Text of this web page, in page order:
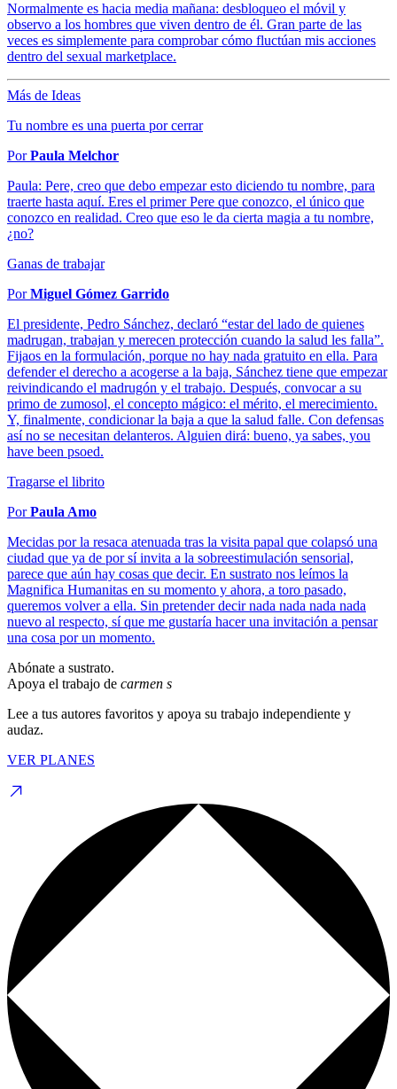
Normalmente es hacia media mañana: desbloqueo el móvil y
observo a los hombres que viven dentro de él. Gran parte de las
veces es simplemente para comprobar cómo fluctúan mis acciones
dentro del sexual marketplace.
Más de Ideas
Tu nombre es una puerta por cerrar
PorPaula Melchor
Paula: Pere, creo que debo empezar esto diciendo tu nombre, para
traerte hasta aquí. Eres el primer Pere que conozco, el único que
conozco en realidad. Creo que eso le da cierta magia a tu nombre,
¿no?
Ganas de trabajar
PorMiguel Gómez Garrido
El presidente, Pedro Sánchez, declaró “estar del lado de quienes
madrugan, trabajan y merecen protección cuando la salud les falla”.
Fijaos en la formulación, porque no hay nada gratuito en ella. Para
defender el derecho a acogerse a la baja, Sánchez tiene que empezar
reivindicando el madrugón y el trabajo. Después, convocar a su
primo de zumosol, el concepto mágico: el mérito, el merecimiento.
Y, finalmente, condicionar la baja a que la salud falle. Con defensas
así no se necesitan delanteros. Alguien dirá: bueno, ya sabes, you
have been psoed.
Tragarse el librito
PorPaula Amo
Mecidas por la resaca atenuada tras la visita papal que colapsó una
ciudad que ya de por sí invita a la sobreestimulación sensorial,
parece que aún hay cosas que decir. En sustrato nos leímos la
Magnifica Humanitas en su momento y ahora, a toro pasado,
queremos volver a ella. Sin pretender decir nada nada nada nada
nuevo al respecto, sí que me gustaría hacer una invitación a pensar
una cosa por un momento.
Abónate a sustrato.
Apoya el trabajo de carmen s
Lee a tus autores favoritos y apoya su trabajo independiente y
audaz.
VER PLANES